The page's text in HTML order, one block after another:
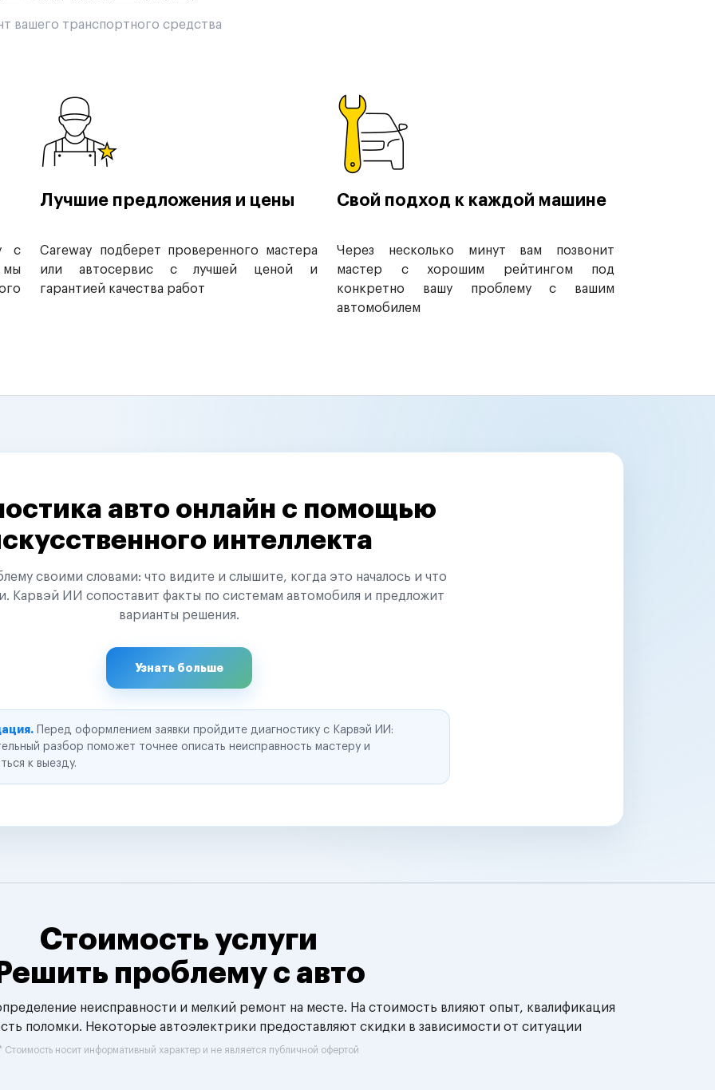
вашего транспортного средства
с
мы
Лучшие предложения и цены
Careway подберет проверенного мастера
или автосервис с лучшей ценой и
гарантией качества работ
Свой подход к каждой машине
Через несколько минут вам позвонит
мастер с хорошим рейтингом под
конкретно вашу проблему с вашим
автомобилем
авто онлайн с помощью
интеллекта
своими словами: что видите и слышите, когда это началось и что
Карвэй ИИ сопоставит факты по системам автомобиля и предложит
варианты решения.
Узнать больше
Перед оформлением заявки пройдите диагностику с Карвэй ИИ:
разбор поможет точнее описать неисправность мастеру и
к выезду.
Стоимость услуги
Решить проблему с авто
неисправности и мелкий ремонт на месте. На стоимость влияют опыт, квалификация
поломки. Некоторые автоэлектрики предоставляют скидки в зависимости от ситуации
Стоимость носит информативный характер и не является публичной офертой